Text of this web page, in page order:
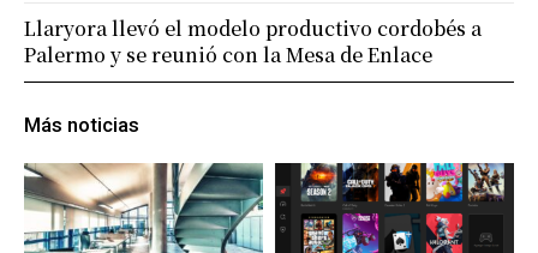
Más noticias
Llaryora llevó el modelo productivo cordobés a
Palermo y se reunió con la Mesa de Enlace